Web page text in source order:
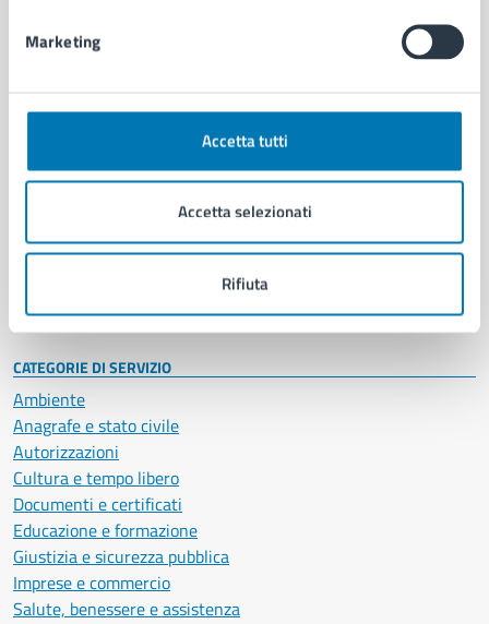
Marketing
Accetta tutti
Accetta selezionati
Rifiuta
AMMINISTRAZIONE
Organi di governo
Enti e fondazioni
Personale amministrativo
Intranet, posta aziendale e protocollo
CATEGORIE DI SERVIZIO
Ambiente
Anagrafe e stato civile
Autorizzazioni
Cultura e tempo libero
Documenti e certificati
Educazione e formazione
Giustizia e sicurezza pubblica
Imprese e commercio
Salute, benessere e assistenza